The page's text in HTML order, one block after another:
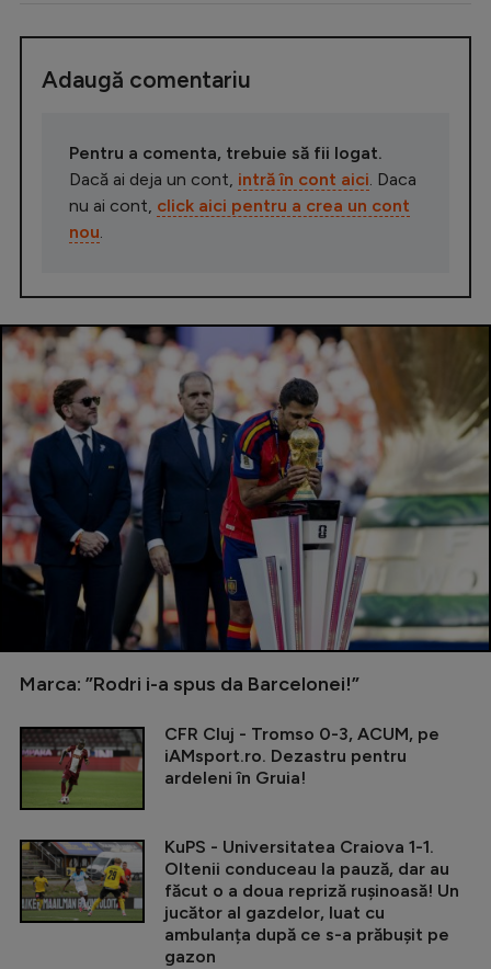
Adaugă comentariu
Pentru a comenta, trebuie să fii logat.
Dacă ai deja un cont, intră în cont aici. Daca
nu ai cont, click aici pentru a crea un cont
nou.
Marca: ”Rodri i-a spus da Barcelonei!”
CFR Cluj - Tromso 0-3, ACUM, pe
iAMsport.ro. Dezastru pentru
ardeleni în Gruia!
KuPS - Universitatea Craiova 1-1.
Oltenii conduceau la pauză, dar au
făcut o a doua repriză rușinoasă! Un
jucător al gazdelor, luat cu
ambulanța după ce s-a prăbușit pe
gazon